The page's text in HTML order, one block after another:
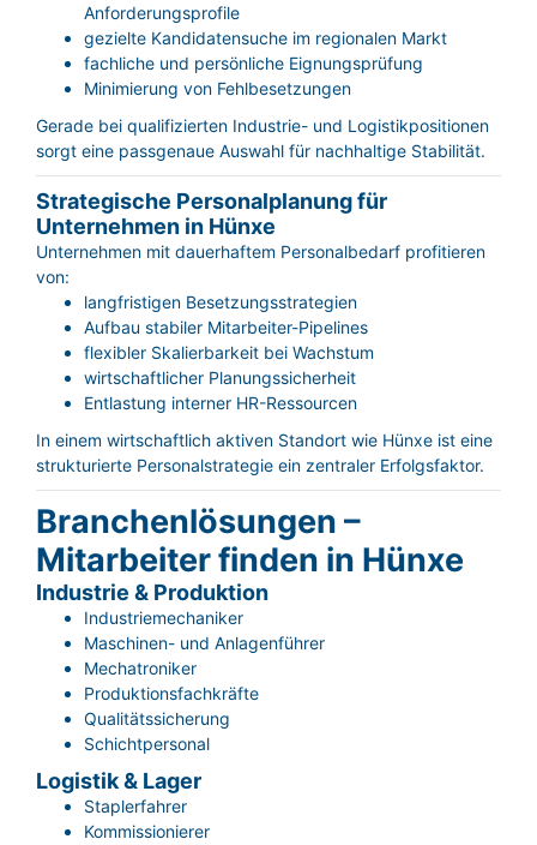
Anforderungsprofile
gezielte Kandidatensuche im regionalen Markt
fachliche und persönliche Eignungsprüfung
Minimierung von Fehlbesetzungen
Gerade bei qualifizierten Industrie- und Logistikpositionen
sorgt eine passgenaue Auswahl für nachhaltige Stabilität.
Strategische Personalplanung für
Unternehmen in Hünxe
Unternehmen mit dauerhaftem Personalbedarf profitieren
von:
langfristigen Besetzungsstrategien
Aufbau stabiler Mitarbeiter-Pipelines
flexibler Skalierbarkeit bei Wachstum
wirtschaftlicher Planungssicherheit
Entlastung interner HR-Ressourcen
In einem wirtschaftlich aktiven Standort wie Hünxe ist eine
strukturierte Personalstrategie ein zentraler Erfolgsfaktor.
Branchenlösungen –
Mitarbeiter finden in Hünxe
Industrie & Produktion
Industriemechaniker
Maschinen- und Anlagenführer
Mechatroniker
Produktionsfachkräfte
Qualitätssicherung
Schichtpersonal
Logistik & Lager
Staplerfahrer
Kommissionierer